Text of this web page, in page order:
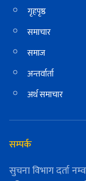
गृहपृष्ठ
समाचार
समाज
अन्तर्वार्ता
अर्थ समाचार
सम्पर्क
सुचना विभाग दर्ता